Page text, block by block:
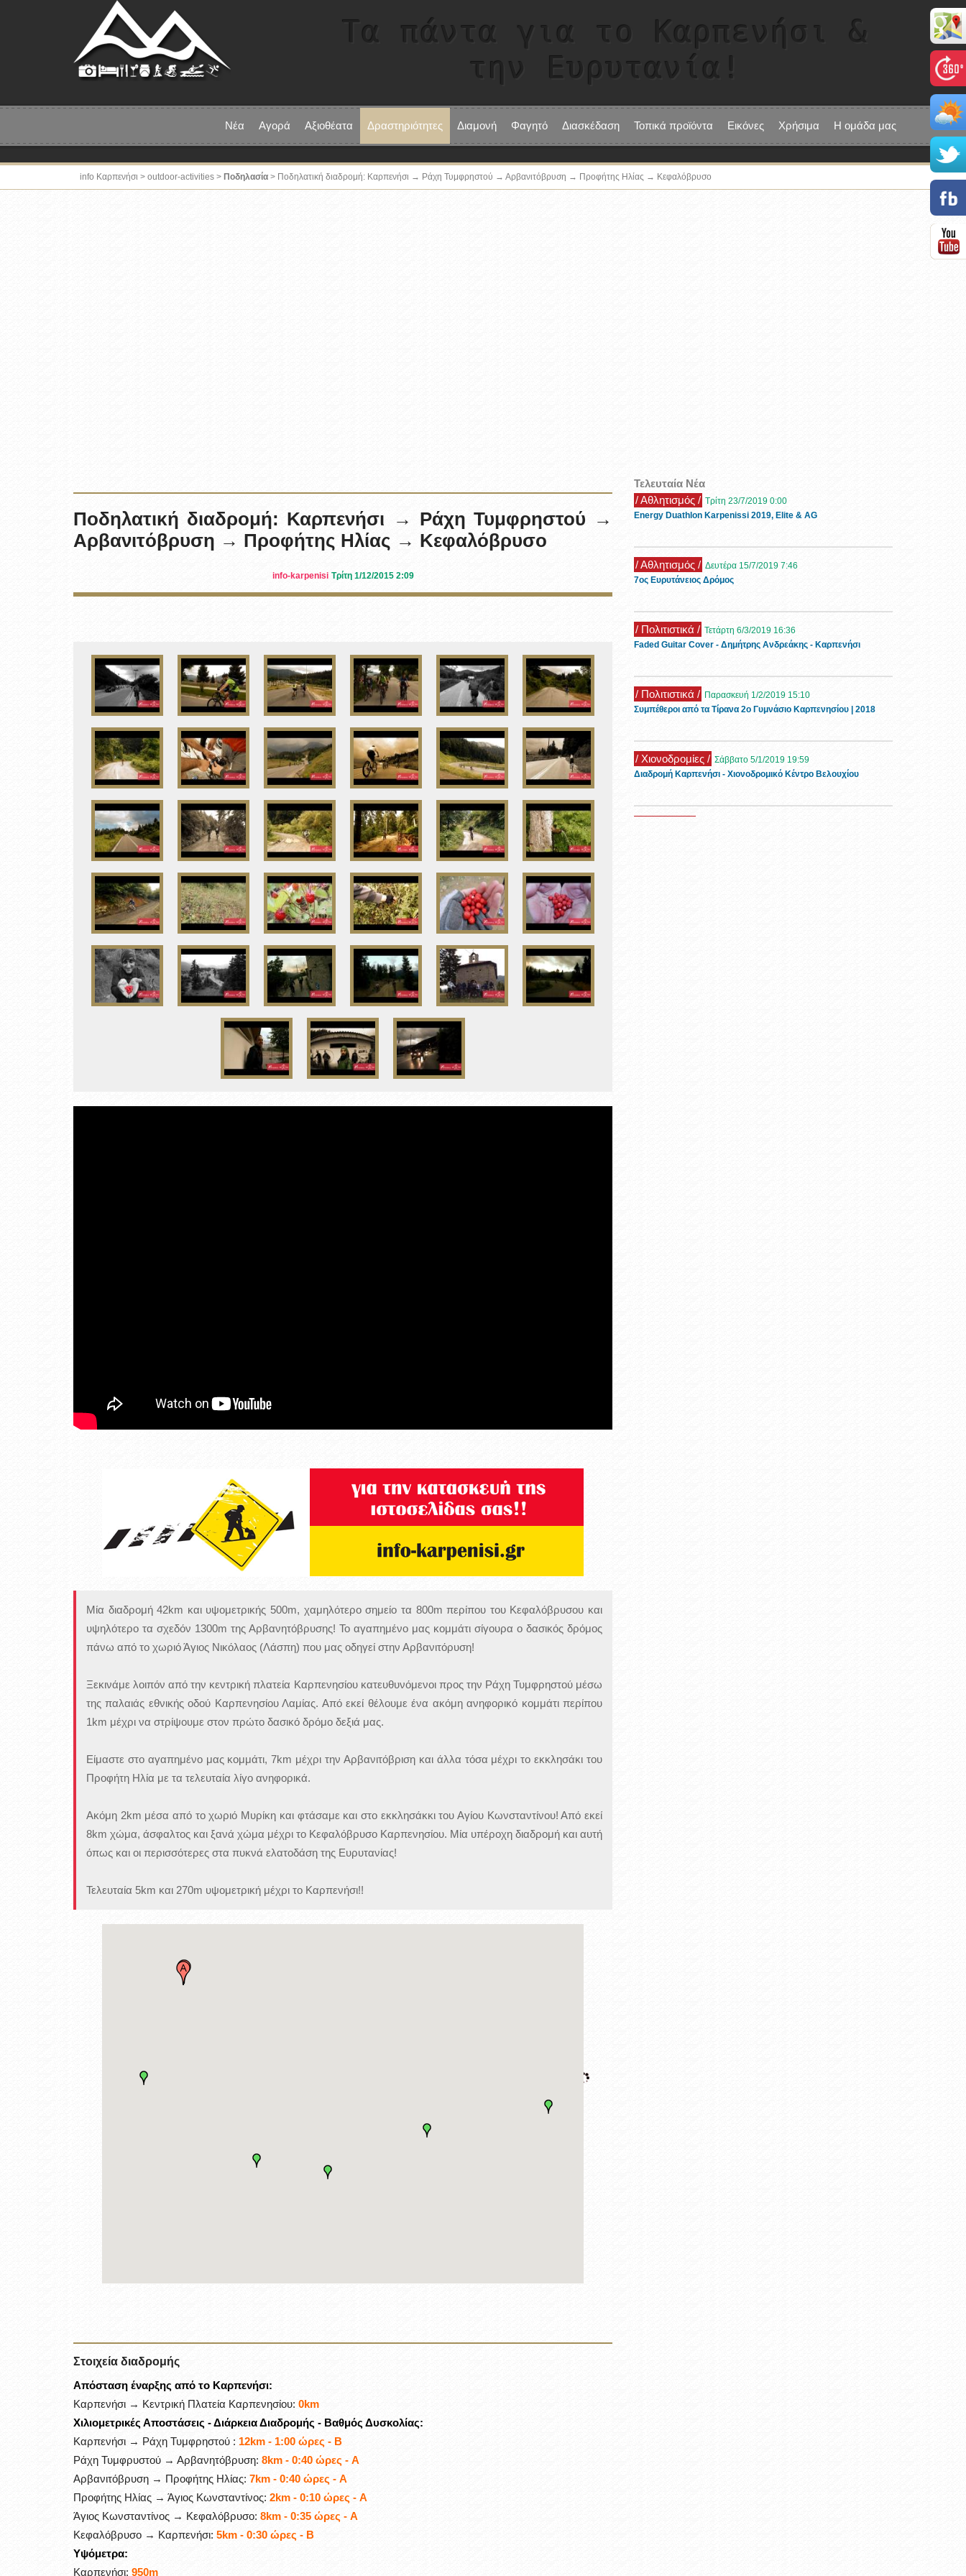
Τα πάντα για το Καρπενήσι &
την Ευρυτανία!
Νέα Αγορά Αξιοθέατα Δραστηριότητες Διαμονή Φαγητό Διασκέδαση Τοπικά προϊόντα Εικόνες Χρήσιμα Η ομάδα μας
info Καρπενήσι > outdoor-activities > Ποδηλασία > Ποδηλατική διαδρομή: Καρπενήσι → Ράχη Τυμφρηστού → Αρβανιτόβρυση → Προφήτης Ηλίας → Κεφαλόβρυσο
Ποδηλατική διαδρομή: Καρπενήσι → Ράχη Τυμφρηστού →
Αρβανιτόβρυση → Προφήτης Ηλίας → Κεφαλόβρυσο
info-karpenisi Τρίτη 1/12/2015 2:09
Μία διαδρομή 42km και υψομετρικής 500m, χαμηλότερο σημείο τα 800m περίπου του Κεφαλόβρυσου και
υψηλότερο τα σχεδόν 1300m της Αρβανητόβρυσης! Το αγαπημένο μας κομμάτι σίγουρα ο δασικός δρόμος
πάνω από το χωριό Άγιος Νικόλαος (Λάσπη) που μας οδηγεί στην Αρβανιτόρυση!
Ξεκινάμε λοιπόν από την κεντρική πλατεία Καρπενησίου κατευθυνόμενοι προς την Ράχη Τυμφρηστού μέσω
της παλαιάς εθνικής οδού Καρπενησίου Λαμίας. Από εκεί θέλουμε ένα ακόμη ανηφορικό κομμάτι περίπου
1km μέχρι να στρίψουμε στον πρώτο δασικό δρόμο δεξιά μας.
Είμαστε στο αγαπημένο μας κομμάτι, 7km μέχρι την Αρβανιτόβριση και άλλα τόσα μέχρι το εκκλησάκι του
Προφήτη Ηλία με τα τελευταία λίγο ανηφορικά.
Ακόμη 2km μέσα από το χωριό Μυρίκη και φτάσαμε και στο εκκλησάκκι του Αγίου Κωνσταντίνου! Από εκεί
8km χώμα, άσφαλτος και ξανά χώμα μέχρι το Κεφαλόβρυσο Καρπενησίου. Μία υπέροχη διαδρομή και αυτή
όπως και οι περισσότερες στα πυκνά ελατοδάση της Ευρυτανίας!
Τελευταία 5km και 270m υψομετρική μέχρι το Καρπενήσι!!
Στοιχεία διαδρομής
Απόσταση έναρξης από το Καρπενήσι:
Καρπενήσι → Κεντρική Πλατεία Καρπενησίου: 0km
Χιλιομετρικές Αποστάσεις - Διάρκεια Διαδρομής - Βαθμός Δυσκολίας:
Καρπενήσι → Ράχη Τυμφρηστού : 12km - 1:00 ώρες - B
Ράχη Τυμφρυστού → Αρβανητόβρυση: 8km - 0:40 ώρες - A
Αρβανιτόβρυση → Προφήτης Ηλίας: 7km - 0:40 ώρες - A
Προφήτης Ηλίας → Άγιος Κωνσταντίνος: 2km - 0:10 ώρες - A
Άγιος Κωνσταντίνος → Κεφαλόβρυσο: 8km - 0:35 ώρες - A
Κεφαλόβρυσο → Καρπενήσι: 5km - 0:30 ώρες - B
Υψόμετρα:
Καρπενήσι: 950m
Τελευταία Νέα
/ Αθλητισμός / Τρίτη 23/7/2019 0:00
Energy Duathlon Karpenissi 2019, Elite & AG
/ Αθλητισμός / Δευτέρα 15/7/2019 7:46
7ος Ευρυτάνειος Δρόμος
/ Πολιτιστικά / Τετάρτη 6/3/2019 16:36
Faded Guitar Cover - Δημήτρης Ανδρεάκης - Καρπενήσι
/ Πολιτιστικά / Παρασκευή 1/2/2019 15:10
Συμπέθεροι από τα Τίρανα 2ο Γυμνάσιο Καρπενησίου | 2018
/ Χιονοδρομίες / Σάββατο 5/1/2019 19:59
Διαδρομή Καρπενήσι - Χιονοδρομικό Κέντρο Βελουχίου